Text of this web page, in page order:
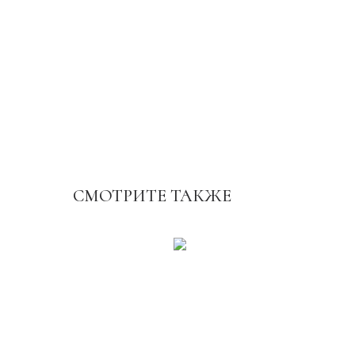
СМОТРИТЕ ТАКЖЕ